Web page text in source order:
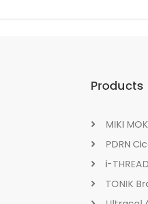
Products
MIKI
PDRN
i-THREAD
TONIK